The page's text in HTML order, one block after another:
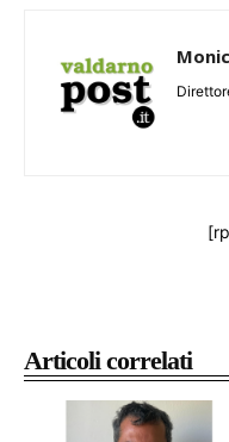
Articoli correlati